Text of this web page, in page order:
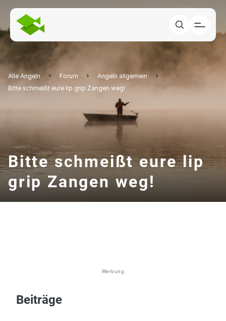
Alle Angeln Forum
Angeln allgemein
Bitte schmeißt eure lip grip Zangen weg!
Bitte schmeißt eure lip
grip Zangen weg!
Werbung
Beiträge